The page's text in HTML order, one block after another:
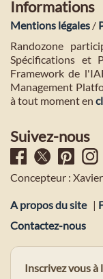
Informations
Mentions légales /
Randozone
Spécifications et
Framework de
Management
à tout moment en
Suivez-nous
Concepteur :
A propos du site |
Contactez-nous
Inscrivez vous